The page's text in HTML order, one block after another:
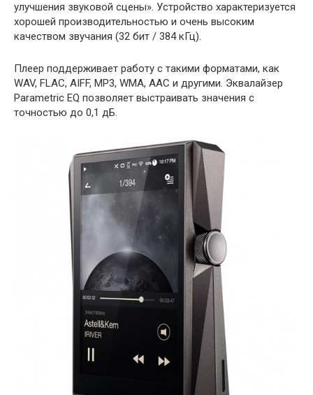
улучшения звуковой сцены». Устройство характеризуется
хорошей производительностью и очень высоким
качеством звучания (32 бит / 384 кГц).
Плеер поддерживает работу с такими форматами, как
WAV, FLAC, AIFF, MP3, WMA, AAC и другими. Эквалайзер
Parametric EQ позволяет выстраивать значения с
точностью до 0,1 дБ.